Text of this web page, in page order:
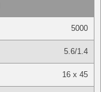
5000
5.6/1.4
16 x 45